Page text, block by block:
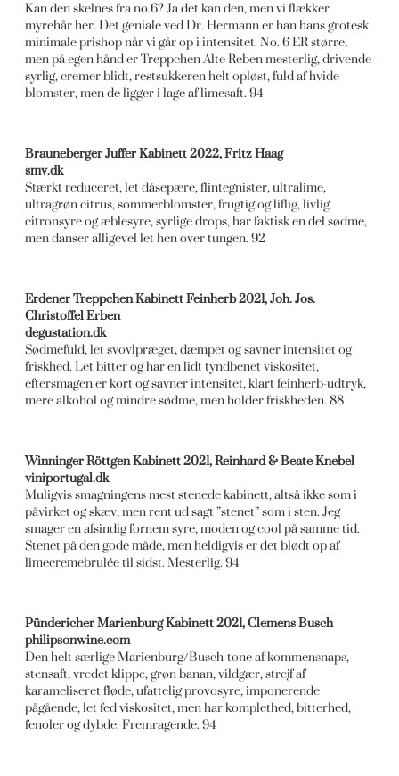
Kan den skelnes fra no.6? Ja det kan den, men vi flækker
myrehår her. Det geniale ved Dr. Hermann er han hans grotesk
minimale prishop når vi går op i intensitet. No. 6 ER større,
men på egen hånd er Treppchen Alte Reben mesterlig, drivende
syrlig, cremer blidt, restsukkeren helt opløst, fuld af hvide
blomster, men de ligger i lage af limesaft. 94
Brauneberger Juffer Kabinett 2022, Fritz Haag
smv.dk
Stærkt reduceret, let dåsepære, flintegnister, ultralime,
ultragrøn citrus, sommerblomster, frugtig og liflig, livlig
citronsyre og æblesyre, syrlige drops, har faktisk en del sødme,
men danser alligevel let hen over tungen. 92
Erdener Treppchen Kabinett Feinherb 2021, Joh. Jos.
Christoffel Erben
degustation.dk
Sødmefuld, let svovlpræget, dæmpet og savner intensitet og
friskhed. Let bitter og har en lidt tyndbenet viskositet,
eftersmagen er kort og savner intensitet, klart feinherb-udtryk,
mere alkohol og mindre sødme, men holder friskheden. 88
Winninger Röttgen Kabinett 2021, Reinhard & Beate Knebel
viniportugal.dk
Muligvis smagningens mest stenede kabinett, altså ikke som i
påvirket og skæv, men rent ud sagt ”stenet” som i sten. Jeg
smager en afsindig fornem syre, moden og cool på samme tid.
Stenet på den gode måde, men heldigvis er det blødt op af
limecremebrulée til sidst. Mesterlig. 94
Pündericher Marienburg Kabinett 2021, Clemens Busch
philipsonwine.com
Den helt særlige Marienburg/Busch-tone af kommensnaps,
stensaft, vredet klippe, grøn banan, vildgær, strejf af
karameliseret fløde, ufattelig provosyre, imponerende
pågående, let fed viskositet, men har komplethed, bitterhed,
fenoler og dybde. Fremragende. 94